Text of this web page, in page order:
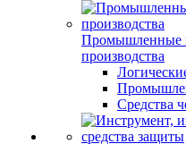
Промышленные
производства
Средства